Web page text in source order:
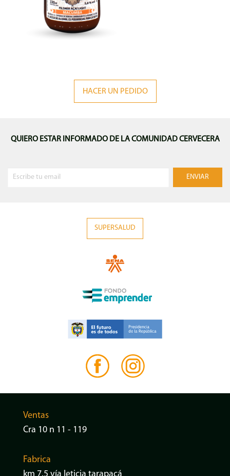
HACER UN PEDIDO
QUIERO ESTAR INFORMADO DE LA COMUNIDAD CERVECERA
SUPERSALUD
Ventas
Cra 10 n 11 - 119
Fabrica
km 7.5 vía leticia tarapacá